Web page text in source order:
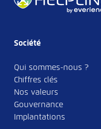
Société
Qui sommes-nous ?
Chiffres clés
Nos valeurs
Gouvernance
Implantations